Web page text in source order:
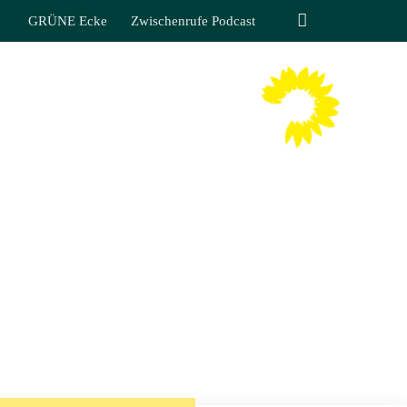
GRÜNE Ecke Zwischenrufe Podcast